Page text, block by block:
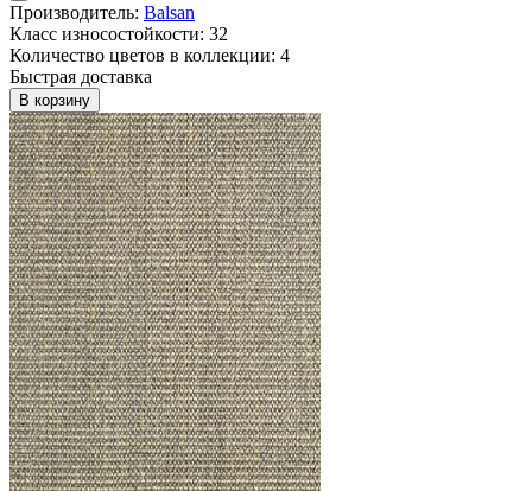
Производитель: Balsan
Класс износостойкости: 32
Количество цветов в коллекции: 4
Быстрая доставка
В корзину